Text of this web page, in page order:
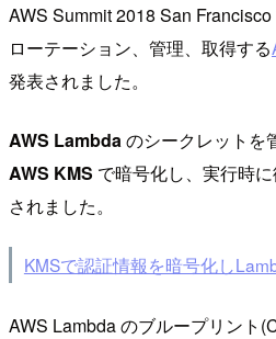
AWS Summit 2018 San
ローテーション、管理、取得する
発表されました。
AWS Lambda のシークレットを
AWS KMS で暗号化し、実行時
されました。
KMSで認証情報を暗号化し
AWS Lambda のブループリント